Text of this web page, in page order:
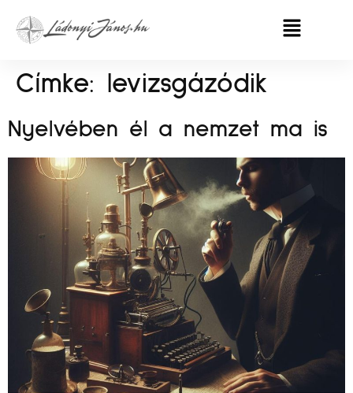
Címke: levizsgázódik
Nyelvében él a nemzet ma is